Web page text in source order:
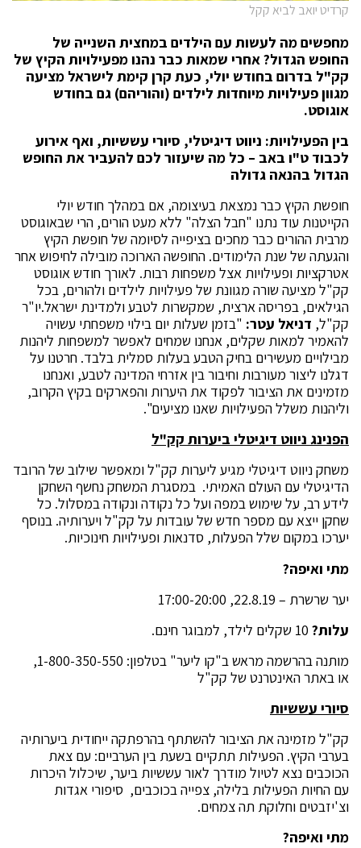
קרדיט יואב לביא קקל
מחפשים מה לעשות עם הילדים במחצית השנייה של
החופש הגדול? אחרי שמאות כבר נהנו מפעילויות הקיץ של
קק"ל בדרום בחודש יולי, כעת קרן קימת לישראל מציעה
מגוון פעילויות מיוחדות לילדים (והוריהם) גם בחודש
אוגוסט.
בין הפעילויות: ניווט דיגיטלי, סיורי עששיות, ואף אירוע
לכבוד ט"ו באב – כל מה שיעזור לכם להעביר את החופש
הגדול בהנאה גדולה
חופשת הקיץ כבר נמצאת בעיצומה, אם במהלך חודש יולי
הקייטנות עוד נתנו "חבל הצלה" ללא מעט הורים, הרי שבאוגוסט
מרבית ההורים כבר מחכים בציפייה לסיומה של חופשת הקיץ
והגעתה של שנת הלימודים. החופשה הארוכה מובילה לחיפוש אחר
אטרקציות ופעילויות אצל משפחות רבות. לאורך חודש אוגוסט
קק"ל מציעה שורה מגוונת של פעילויות לילדים ולהורים, בכל
הגילאים, בפריסה ארצית, שמקשרות לטבע ולמדינת ישראל.יו"ר
קק"ל,דניאל עטר:"בזמן שעלות יום בילוי משפחתי עשויה
להאמיר למאות שקלים, אנחנו שמחים לאפשר למשפחות ליהנות
מבילויים מעשירים בחיק הטבע בעלות סמלית בלבד. חרטנו על
דגלנו ליצור מעורבות וחיבור בין אזרחי המדינה לטבע, ואנחנו
מזמינים את הציבור לפקוד את היערות והפארקים בקיץ הקרוב,
וליהנות משלל הפעילויות שאנו מציעים".
הפנינג ניווט דיגיטלי ביערות קק"ל
משחק ניווט דיגיטלי מגיע ליערות קק"ל ומאפשר שילוב של הרובד
הדיגיטלי עם העולם האמיתי. במסגרת המשחק נחשף השחקן
לידע רב, על שימוש במפה ועל כל נקודה ונקודה במסלול. כל
שחקן ייצא עם מספר חדש של עובדות על קק"ל ויערותיה. בנוסף
יערכו במקום שלל הפעלות, סדנאות ופעילויות חינוכיות.
מתי ואיפה?
יער שרשרת – 22.8.19, 17:00-20:00
עלות? 10 שקלים לילד, למבוגר חינם.
מותנה בהרשמה מראש ב"קו ליער" בטלפון: 1-800-350-550,
או באתר האינטרנט של קק"ל
סיורי עששיות
קק"ל מזמינה את הציבור להשתתף בהרפתקה ייחודית ביערותיה
בערבי הקיץ. הפעילות תתקיים בשעת בין הערביים: עם צאת
הכוכבים נצא לטיול מודרך לאור עששיות ביער, שיכלול היכרות
עם החיות הפעילות בלילה, צפייה בכוכבים, סיפורי אגדות
וצ'יזבטים וחלוקת תה צמחים.
מתי ואיפה?